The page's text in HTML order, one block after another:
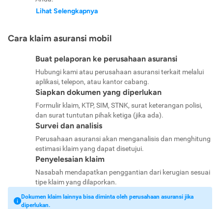
Lihat Selengkapnya
Cara klaim asuransi mobil
Buat pelaporan ke perusahaan asuransi
Hubungi kami atau perusahaan asuransi terkait melalui
aplikasi, telepon, atau kantor cabang.
Siapkan dokumen yang diperlukan
Formulir klaim, KTP, SIM, STNK, surat keterangan polisi,
dan surat tuntutan pihak ketiga (jika ada).
Survei dan analisis
Perusahaan asuransi akan menganalisis dan menghitung
estimasi klaim yang dapat disetujui.
Penyelesaian klaim
Nasabah mendapatkan penggantian dari kerugian sesuai
tipe klaim yang dilaporkan.
Dokumen klaim lainnya bisa diminta oleh perusahaan asuransi jika
diperlukan.